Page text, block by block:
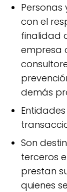
con el
finalidad
empresa
demás
Son
terceros
prestan
quienes